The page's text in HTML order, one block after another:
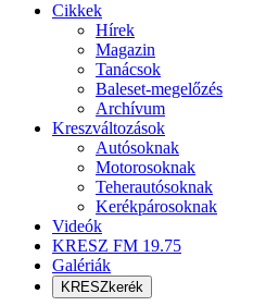
Cikkek
Hírek
Magazin
Tanácsok
Baleset-megelőzés
Archívum
Kreszváltozások
Autósoknak
Motorosoknak
Teherautósoknak
Kerékpárosoknak
Videók
KRESZ FM 19.75
Galériák
KRESZkerék